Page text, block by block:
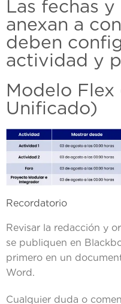
Las fechas
anexan a
deben
actividad y
Modelo Flex
Unificado)
Recordatorio
Revisar la redacción y
se publiquen en
primero en un
Cualquier duda o